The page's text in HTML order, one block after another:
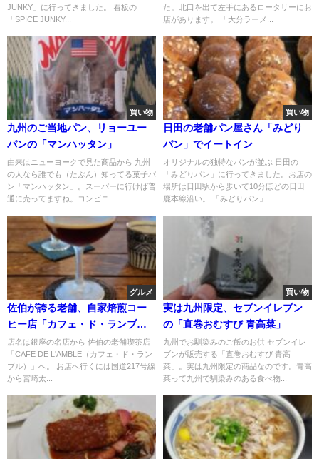
JUNKY」に行ってきました。 看板の
「SPICE JUNKY...
た。北口を出て左手にあるロータリーにお
店があります。 「大分ラーメ...
買い物
九州のご当地パン、リョーユー
パンの「マンハッタン」
由来はニューヨークで見た商品から 九州
の人なら誰でも（たぶん）知ってる菓子パ
ン「マンハッタン」。スーパーに行けば普
通に売ってますね。コンビニ...
買い物
日田の老舗パン屋さん「みどり
パン」でイートイン
オリジナルの独特なパンが並ぶ 日田の
「みどりパン」に行ってきました。お店の
場所は日田駅から歩いて10分ほどの日田
鹿本線沿い。 「みどりパン」...
グルメ
佐伯が誇る老舗、自家焙煎コー
ヒー店「カフェ・ド・ランブ
ル」
店名は銀座の名店から 佐伯の老舗喫茶店
「CAFE DE L'AMBLE（カフェ・ド・ラン
ブル）」へ。 お店へ行くには国道217号線
から宮崎太...
買い物
実は九州限定、セブンイレブン
の「直巻おむすび 青高菜」
九州でお馴染みのご飯のお供 セブンイレ
ブンが販売する「直巻おむすび 青高
菜」。実は九州限定の商品なのです。青高
菜って九州で馴染みのある食べ物...